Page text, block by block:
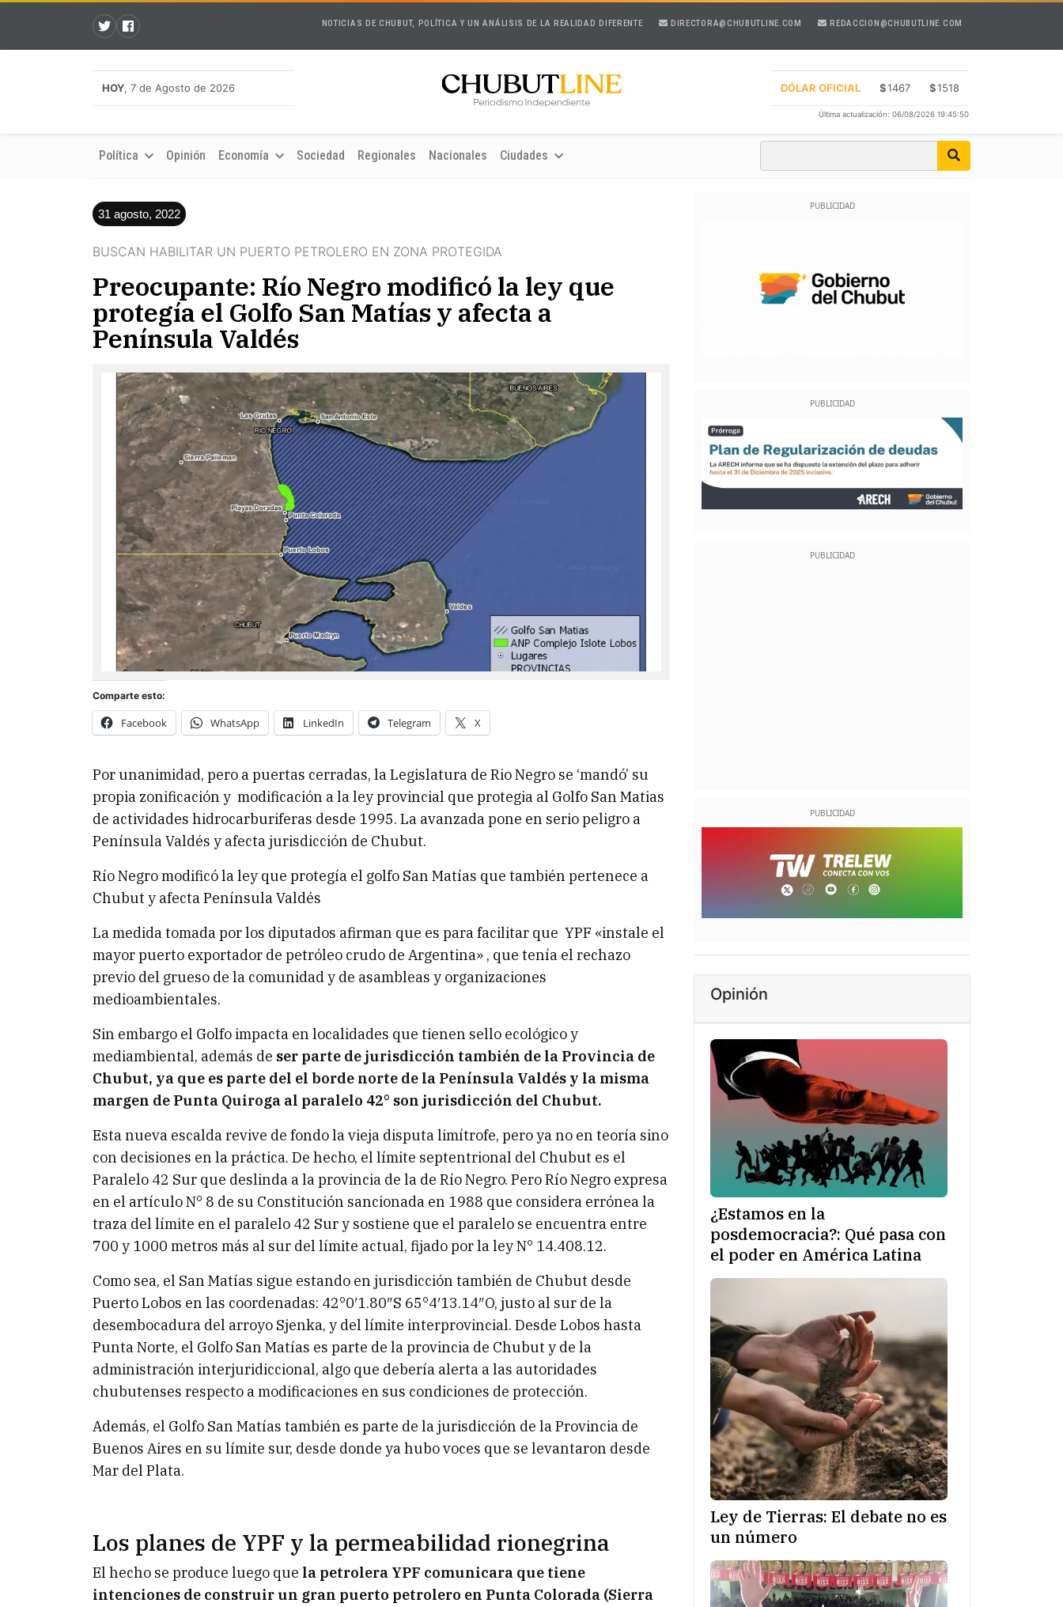
NOTICIAS DE CHUBUT, POLÍTICA Y UN ANÁLISIS DE LA REALIDAD DIFERENTE DIRECTORA@CHUBUTLINE.COM REDACCION@CHUBUTLINE.COM
HOY, 7 de Agosto de 2026 DÓLAR OFICIAL $1467 $1518
Última actualización: 06/08/2026 19:45:50
Política Opinión Economía Sociedad Regionales Nacionales Ciudades
31 agosto, 2022
BUSCAN HABILITAR UN PUERTO PETROLERO EN ZONA PROTEGIDA
Preocupante: Río Negro modificó la ley que
protegía el Golfo San Matías y afecta a
Península Valdés
Comparte esto:
Facebook WhatsApp LinkedIn Telegram X
Por unanimidad, pero a puertas cerradas, la Legislatura de Rio Negro se ‘mandó’ su
propia zonificación y modificación a la ley provincial que protegia al Golfo San Matias
de actividades hidrocarburiferas desde 1995. La avanzada pone en serio peligro a
Península Valdés y afecta jurisdicción de Chubut.
Río Negro modificó la ley que protegía el golfo San Matías que también pertenece a
Chubut y afecta Península Valdés
La medida tomada por los diputados afirman que es para facilitar que YPF «instale el
mayor puerto exportador de petróleo crudo de Argentina» , que tenía el rechazo
previo del grueso de la comunidad y de asambleas y organizaciones
medioambientales.
Sin embargo el Golfo impacta en localidades que tienen sello ecológico y
mediambiental, además de ser parte de jurisdicción también de la Provincia de
Chubut, ya que es parte del el borde norte de la Península Valdés y la misma
margen de Punta Quiroga al paralelo 42° son jurisdicción del Chubut.
Esta nueva escalda revive de fondo la vieja disputa limítrofe, pero ya no en teoría sino
con decisiones en la práctica. De hecho, el límite septentrional del Chubut es el
Paralelo 42 Sur que deslinda a la provincia de la de Río Negro. Pero Río Negro expresa
en el artículo N° 8 de su Constitución sancionada en 1988 que considera errónea la
traza del límite en el paralelo 42 Sur y sostiene que el paralelo se encuentra entre
700 y 1000 metros más al sur del límite actual, fijado por la ley N° 14.408.12​.
Como sea, el San Matías sigue estando en jurisdicción también de Chubut desde
Puerto Lobos en las coordenadas: 42°0′1.80″S 65°4′13.14″O, justo al sur de la
desembocadura del arroyo Sjenka, y del límite interprovincial. Desde Lobos hasta
Punta Norte, el Golfo San Matías es parte de la provincia de Chubut y de la
administración interjuridiccional, algo que debería alerta a las autoridades
chubutenses respecto a modificaciones en sus condiciones de protección.
Además, el Golfo San Matías también es parte de la jurisdicción de la Provincia de
Buenos Aires en su límite sur, desde donde ya hubo voces que se levantaron desde
Mar del Plata.
Los planes de YPF y la permeabilidad rionegrina
El hecho se produce luego que la petrolera YPF comunicara que tiene
intenciones de construir un gran puerto petrolero en Punta Colorada (Sierra
Opinión
¿Estamos en la
posdemocracia?: Qué pasa con
el poder en América Latina
Ley de Tierras: El debate no es
un número